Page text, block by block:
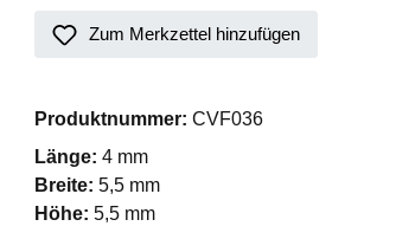
Zum Merkzettel hinzufügen
Produktnummer: CVF036
Länge: 4 mm
Breite: 5,5 mm
Höhe: 5,5 mm